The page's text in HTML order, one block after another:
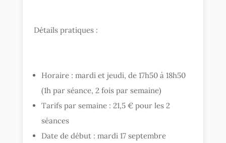
Détails pratiques :
Horaire : mardi et jeudi, de 17h50 à 18h50
(1h par séance, 2 fois par semaine)
Tarifs par semaine : 21,5 € pour les 2
séances
Date de début : mardi 17 septembre